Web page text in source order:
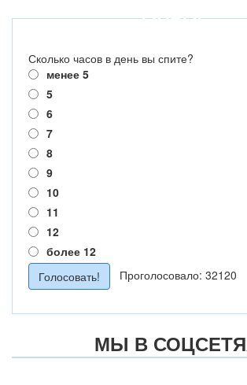
ОПРОС
Сколько часов в день вы спите?
менее 5
5
6
7
8
9
10
11
12
более 12
Проголосовало: 32120
МЫ В